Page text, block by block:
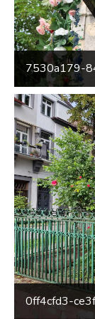
7530a179-
0ff4cfd3-